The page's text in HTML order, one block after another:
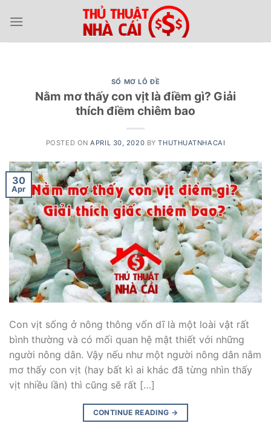
SỔ MƠ LÔ ĐỀ
Nằm mơ thấy con vịt là điềm gì? Giải
thích điềm chiêm bao
POSTED ONAPRIL 30, 2020 BYTHUTHUATNHACAI
30
Apr
Con vịt sống ở nông thông vốn dĩ là một loài vật rất
bình thường và có mối quan hệ mật thiết với những
người nông dân. Vậy nếu như một người nông dân nằm
mơ thấy con vịt (hay bất kì ai khác đã từng nhìn thấy
vịt nhiều lần) thì cũng sẽ rất […]
CONTINUE READING →